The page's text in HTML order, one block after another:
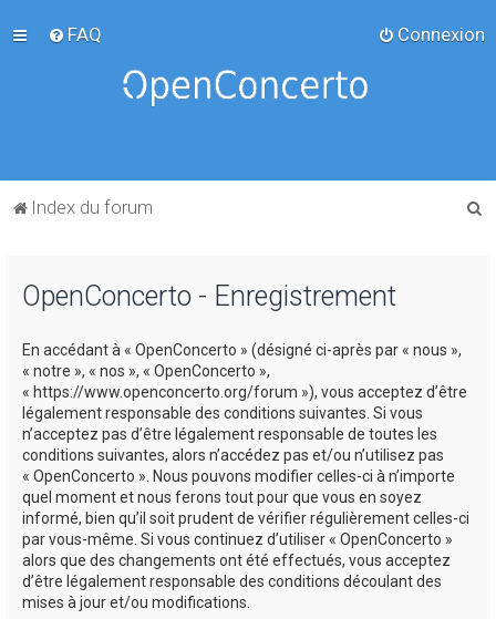
FAQ Connexion
Index du forum
OpenConcerto - Enregistrement
En accédant à « OpenConcerto » (désigné ci-après par « nous »,
« notre », « nos », « OpenConcerto »,
« https://www.openconcerto.org/forum »), vous acceptez d’être
légalement responsable des conditions suivantes. Si vous
n’acceptez pas d’être légalement responsable de toutes les
conditions suivantes, alors n’accédez pas et/ou n’utilisez pas
« OpenConcerto ». Nous pouvons modifier celles-ci à n’importe
quel moment et nous ferons tout pour que vous en soyez
informé, bien qu’il soit prudent de vérifier régulièrement celles-ci
par vous-même. Si vous continuez d’utiliser « OpenConcerto »
alors que des changements ont été effectués, vous acceptez
d’être légalement responsable des conditions découlant des
mises à jour et/ou modifications.